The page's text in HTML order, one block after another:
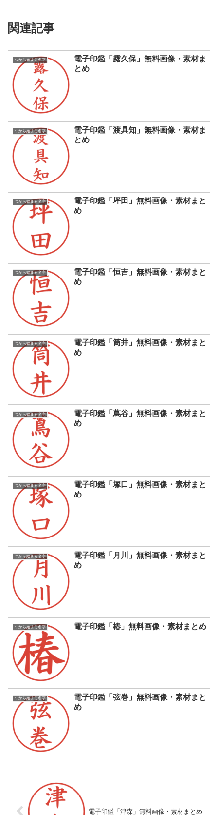
関連記事
つから始まる名字
電子印鑑「露久保」無料画像・素材ま
とめ
つから始まる名字
電子印鑑「渡具知」無料画像・素材ま
とめ
つから始まる名字
電子印鑑「坪田」無料画像・素材まと
め
つから始まる名字
電子印鑑「恒吉」無料画像・素材まと
め
つから始まる名字
電子印鑑「筒井」無料画像・素材まと
め
つから始まる名字
電子印鑑「蔦谷」無料画像・素材まと
め
つから始まる名字
電子印鑑「塚口」無料画像・素材まと
め
つから始まる名字
電子印鑑「月川」無料画像・素材まと
め
つから始まる名字 電子印鑑「椿」無料画像・素材まとめ
つから始まる名字
電子印鑑「弦巻」無料画像・素材まと
め
電子印鑑「津森」無料画像・素材まとめ